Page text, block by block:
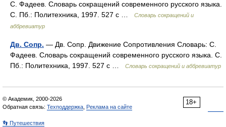
С. Фадеев. Словарь сокращений современного русского языка.
С. Пб.: Политехника, 1997. 527 с …
Словарь сокращений и
аббревиатур
Дв. Сопр. — Дв. Сопр. Движение Сопротивления Словарь: С.
Фадеев. Словарь сокращений современного русского языка. С.
Пб.: Политехника, 1997. 527 с …
Словарь сокращений и аббревиатур
18+
© Академик, 2000-2026
Обратная связь: Техподдержка Реклама на сайте
👣 Путешествия